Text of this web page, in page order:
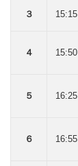
３ 15:15
４ 15:50
５ 16:25
６ 16:55